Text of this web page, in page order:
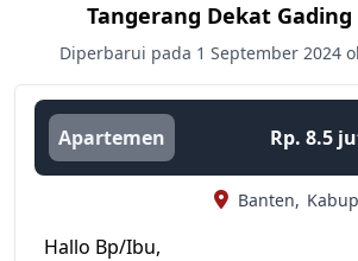
Tangerang Dekat Gading
Diperbarui pada 1 September 2024
Apartemen Rp. 8.5
Banten,
Hallo Bp/Ibu,